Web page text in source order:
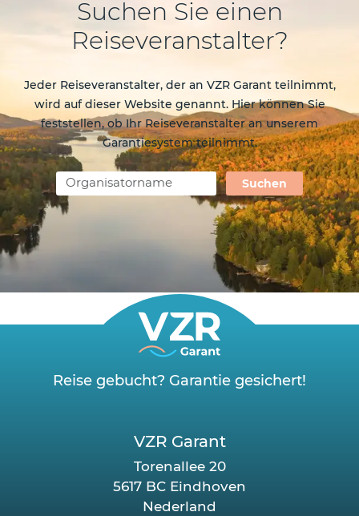
Suchen Sie einen
Reiseveranstalter?
Jeder Reiseveranstalter, der an VZR Garant teilnimmt,
wird auf dieser Website genannt. Hier können Sie
feststellen, ob Ihr Reiseveranstalter an unserem
Garantiesystem teilnimmt.
Suchen
Reise gebucht? Garantie gesichert!
VZR Garant
Torenallee 20
5617 BC Eindhoven
Nederland